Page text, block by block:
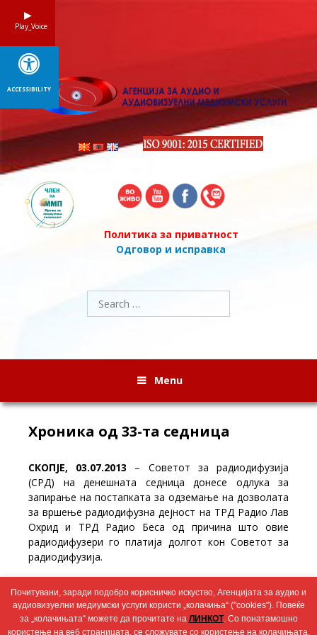
Политика за приватност
Одговор и исправка
Search
for:
Menu
Хроника од 33-та седница
СКОПЈЕ, 03.07.2013 – Советот за радиодифузија
(СРД) на денешната седница донесе одлука за
запирање на постапката за одземање на дозволата
за вршење радиодифузна дејност на ТРД Радио Лав
Охрид и ТРД Радио Беса од причина што овие
радиодифузери го платија долгот кон Советот за
радиодифузија.
СРД го усвои Извештајот од медиумското
покривање на изборната кампања за Локалните
избори во 2013 година.
Почитувани, заради подобро корисничко искуство, Агенцијата за аудио и
аудиовизуелни медиумски услуги користи „колачиња“ ("cookies"). Повеќе
за „колачињата“ можете да прочитате на ЛИНКОТ. Со понатамошно
користење на веб страницата, се сложувате со користење на колачињата.
Play_Voice
ACCESSIBILITY